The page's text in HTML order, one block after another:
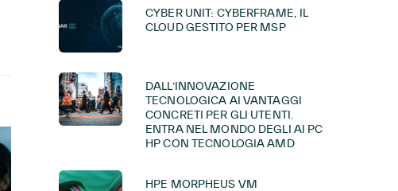
CYBER UNIT: CYBERFRAME, IL
CLOUD GESTITO PER MSP
DALL’INNOVAZIONE
TECNOLOGICA AI VANTAGGI
CONCRETI PER GLI UTENTI.
ENTRA NEL MONDO DEGLI AI PC
HP CON TECNOLOGIA AMD
HPE MORPHEUS VM